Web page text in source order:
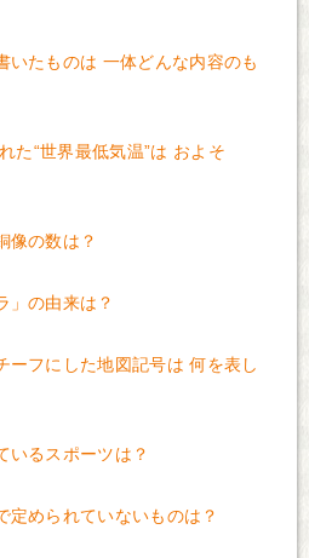
いたものは 一体どんな内容のも
た“世界最低気温”は およそ
像の数は？
」の由来は？
ーフにした地図記号は 何を表し
いるスポーツは？
定められていないものは？